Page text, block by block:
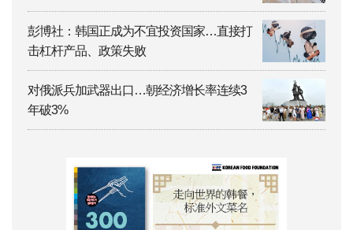
彭博社：韩国正成为不宜投资国家…直接打
击杠杆产品、政策失败
对俄派兵加武器出口…朝经济增长率连续3
年破3%